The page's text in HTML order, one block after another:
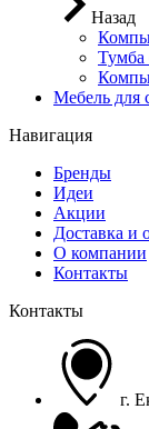
Назад
Тумба
Мебель для
Навигация
Бренды
Идеи
Акции
Доставка и
О компании
Контакты
Контакты
г.